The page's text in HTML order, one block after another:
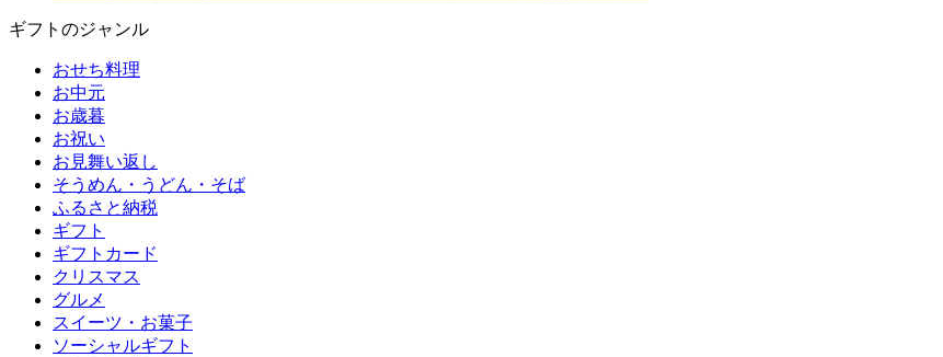
ギフトのジャンル
おせち料理
お中元
お歳暮
お祝い
お見舞い返し
そうめん・うどん・そば
ふるさと納税
ギフト
ギフトカード
クリスマス
グルメ
スイーツ・お菓子
ソーシャルギフト